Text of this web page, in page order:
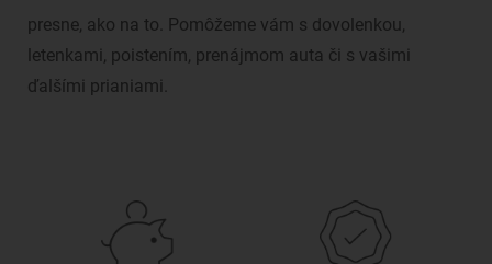
presne, ako na to. Pomôžeme vám s dovolenkou,
letenkami, poistením, prenájmom auta či s vašimi
ďalšími prianiami.